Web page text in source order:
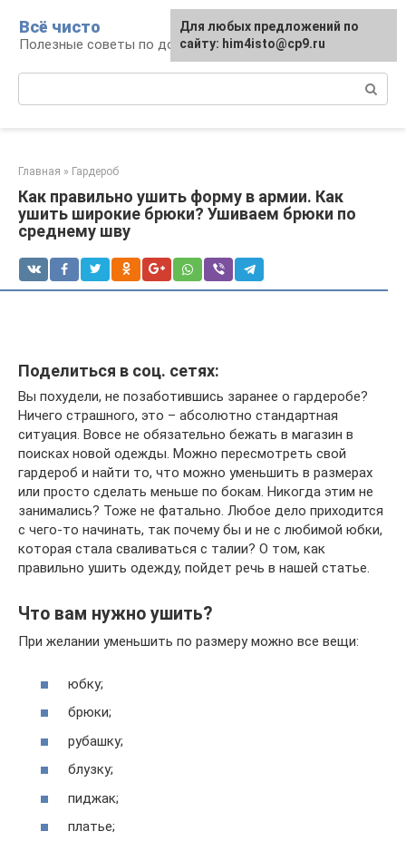
контенту
Всё чисто
Полезные советы по домоводству
Главная » Гардероб
Как правильно ушить форму в армии. Как
ушить широкие брюки? Ушиваем брюки по
среднему шву
Поделиться в соц. сетях:
Вы похудели, не позаботившись заранее о гардеробе?
Ничего страшного, это – абсолютно стандартная
ситуация. Вовсе не обязательно бежать в магазин в
поисках новой одежды. Можно пересмотреть свой
гардероб и найти то, что можно уменьшить в размерах
или просто сделать меньше по бокам. Никогда этим не
занимались? Тоже не фатально. Любое дело приходится
с чего-то начинать, так почему бы и не с любимой юбки,
которая стала сваливаться с талии? О том, как
правильно ушить одежду, пойдет речь в нашей статье.
Что вам нужно ушить?
При желании уменьшить по размеру можно все вещи:
юбку;
брюки;
рубашку;
блузку;
пиджак;
платье;
Для любых предложений по
сайту: him4isto@cp9.ru